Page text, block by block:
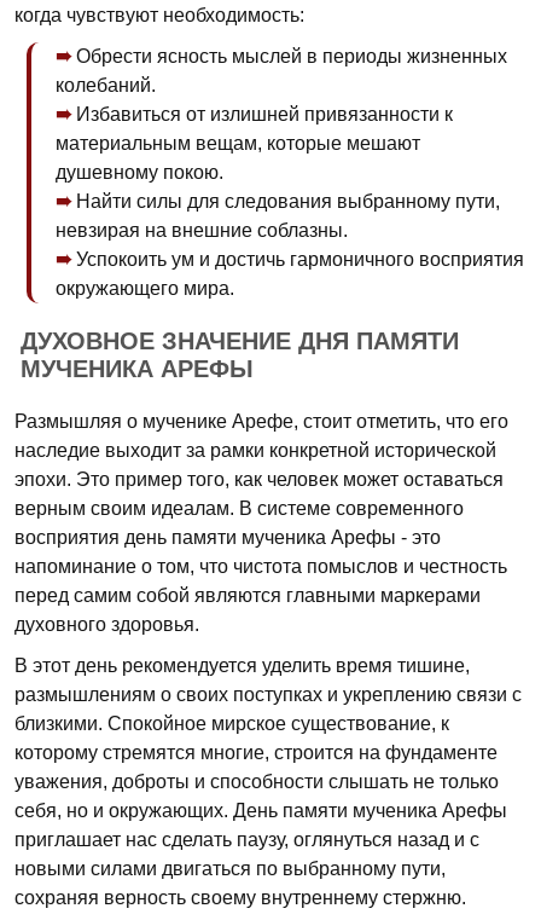
когда чувствуют необходимость:
Обрести ясность мыслей в периоды жизненных
колебаний.
Избавиться от излишней привязанности к
материальным вещам, которые мешают
душевному покою.
Найти силы для следования выбранному пути,
невзирая на внешние соблазны.
Успокоить ум и достичь гармоничного восприятия
окружающего мира.
ДУХОВНОЕ ЗНАЧЕНИЕ ДНЯ ПАМЯТИ
МУЧЕНИКА АРЕФЫ
Размышляя о мученике Арефе, стоит отметить, что его
наследие выходит за рамки конкретной исторической
эпохи. Это пример того, как человек может оставаться
верным своим идеалам. В системе современного
восприятия день памяти мученика Арефы - это
напоминание о том, что чистота помыслов и честность
перед самим собой являются главными маркерами
духовного здоровья.
В этот день рекомендуется уделить время тишине,
размышлениям о своих поступках и укреплению связи с
близкими. Спокойное мирское существование, к
которому стремятся многие, строится на фундаменте
уважения, доброты и способности слышать не только
себя, но и окружающих. День памяти мученика Арефы
приглашает нас сделать паузу, оглянуться назад и с
новыми силами двигаться по выбранному пути,
сохраняя верность своему внутреннему стержню.